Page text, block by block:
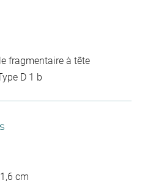
fragmentaire à tête
D 1 b
cm